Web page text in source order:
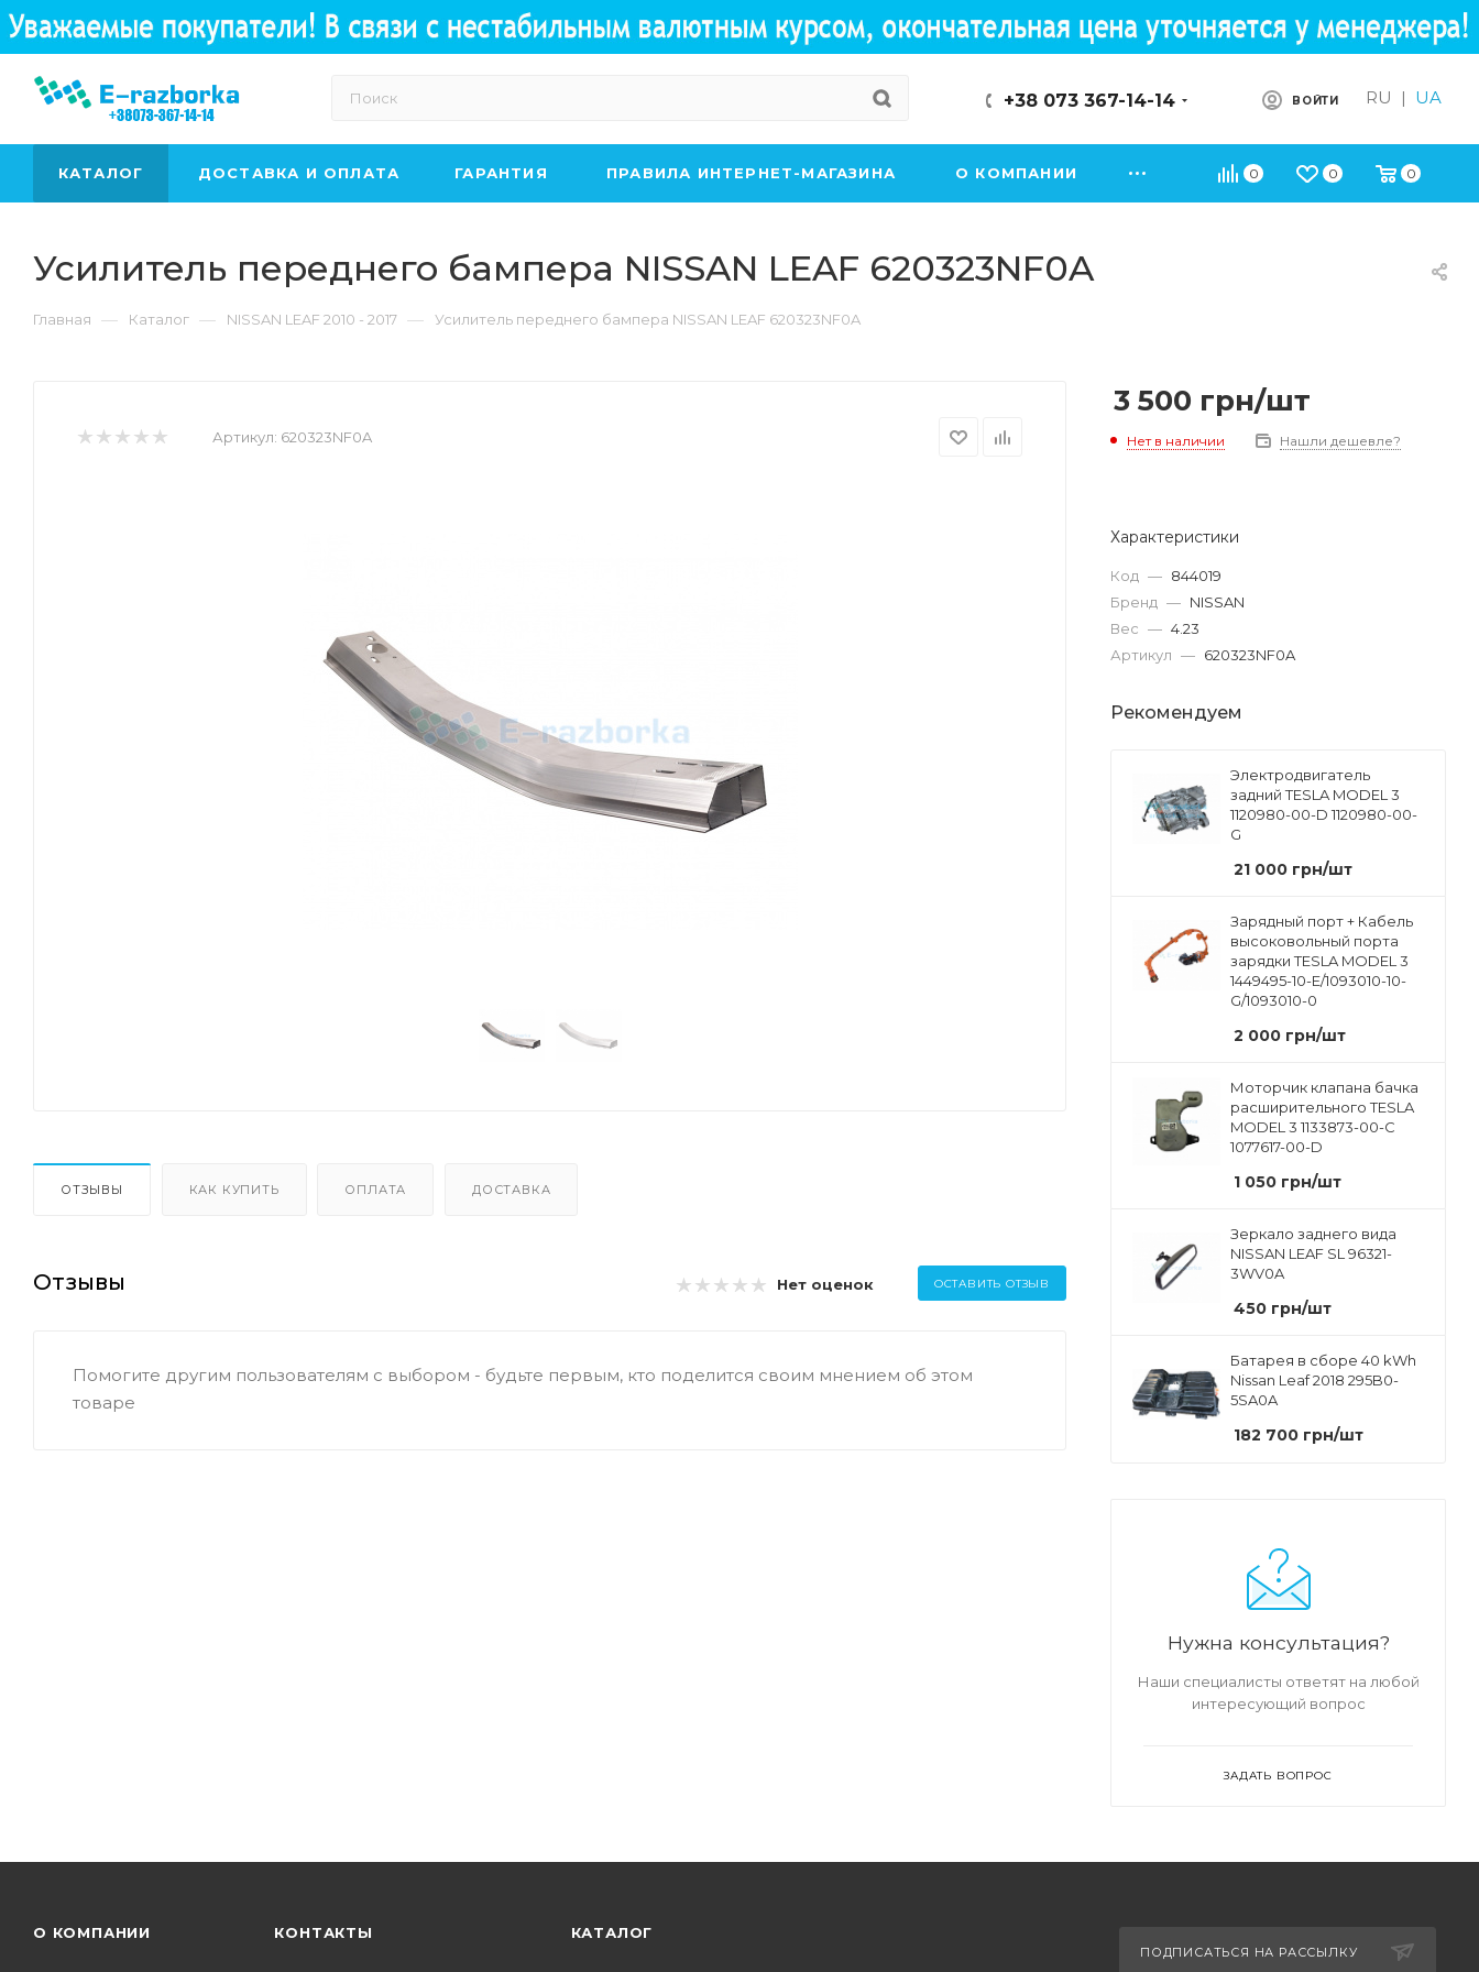
RU | UA
ВОЙТИ
+38 073 367-14-14
0 0 0
КАТАЛОГ ДОСТАВКА И ОПЛАТА ГАРАНТИЯ ПРАВИЛА ИНТЕРНЕТ-МАГАЗИНА О КОМПАНИИ
Усилитель переднего бампера NISSAN LEAF 620323NF0A
Главная — Каталог — NISSAN LEAF 2010 - 2017 — Усилитель переднего бампера NISSAN LEAF 620323NF0A
Артикул: 620323NF0A
ОТЗЫВЫ КАК КУПИТЬ ОПЛАТА ДОСТАВКА
Отзывы Нет оценок ОСТАВИТЬ ОТЗЫВ
Помогите другим пользователям с выбором - будьте первым, кто поделится своим мнением об этом
товаре
3 500 грн/шт
Нет в наличии Нашли дешевле?
Характеристики
Код — 844019
Бренд — NISSAN
Вес — 4.23
Артикул — 620323NF0A
Рекомендуем
Электродвигатель
задний TESLA MODEL 3
1120980-00-D 1120980-00-
G
21 000 грн/шт
Зарядный порт + Кабель
высоковольный порта
зарядки TESLA MODEL 3
1449495-10-E/1093010-10-
G/1093010-0
2 000 грн/шт
Моторчик клапана бачка
расширительного TESLA
MODEL 3 1133873-00-C
1077617-00-D
1 050 грн/шт
Зеркало заднего вида
NISSAN LEAF SL 96321-
3WV0A
450 грн/шт
Батарея в сборе 40 kWh
Nissan Leaf 2018 295B0-
5SA0A
182 700 грн/шт
Нужна консультация?
Наши специалисты ответят на любой
интересующий вопрос
ЗАДАТЬ ВОПРОС
О КОМПАНИИ КОНТАКТЫ КАТАЛОГ
ПОДПИСАТЬСЯ НА РАССЫЛКУ